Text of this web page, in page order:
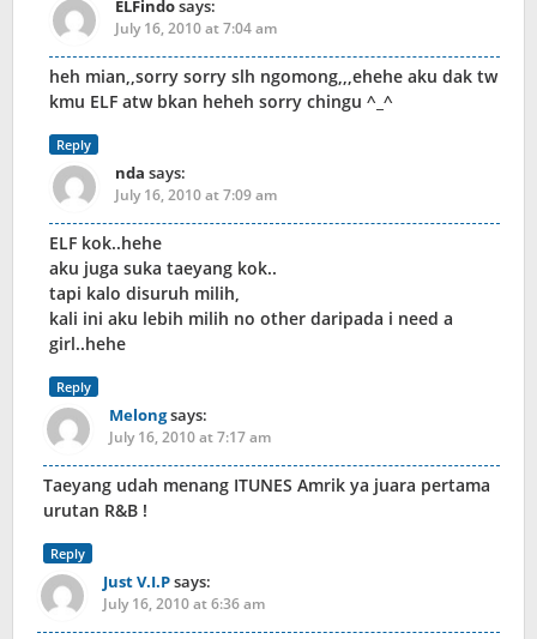
ELFindosays:
July 16, 2010 at 7:04 am
heh mian,,sorry sorry slh ngomong,,,ehehe aku dak tw
kmu ELF atw bkan heheh sorry chingu ^_^
Reply
nda says:
July 16, 2010 at 7:09 am
ELF kok..hehe
aku juga suka taeyang kok..
tapi kalo disuruh milih,
kali ini aku lebih milih no other daripada i need a
girl..hehe
Reply
Melongsays:
July 16, 2010 at 7:17 am
Taeyang udah menang ITUNES Amrik ya juara pertama
urutan R&B !
Reply
Just V.I.Psays:
July 16, 2010 at 6:36 am